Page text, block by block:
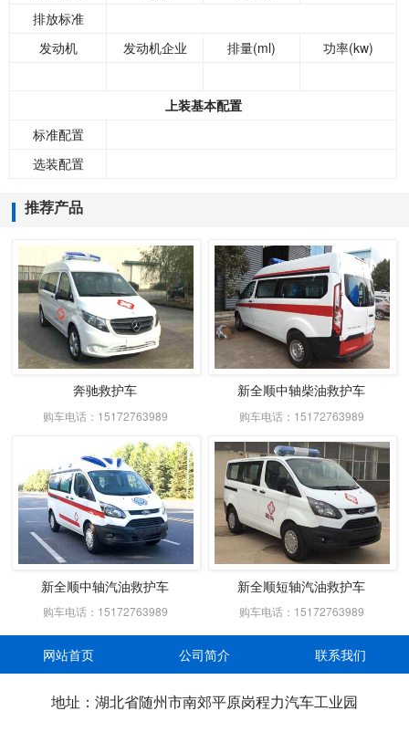
排放标准
发动机
发动机企业 排量(ml) 功率(kw)
上装基本配置
标准配置
选装配置
推荐产品
奔驰救护车
购车电话：15172763989
新全顺中轴柴油救护车
购车电话：15172763989
新全顺中轴汽油救护车
购车电话：15172763989
新全顺短轴汽油救护车
购车电话：15172763989
网站首页 公司简介 联系我们
地址：湖北省随州市南郊平原岗程力汽车工业园